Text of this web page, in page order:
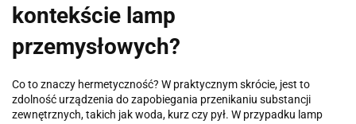
kontekście lamp
przemysłowych?
Co to znaczy hermetyczność? W praktycznym skrócie, jest to
zdolność urządzenia do zapobiegania przenikaniu substancji
zewnętrznych, takich jak woda, kurz czy pył. W przypadku lamp